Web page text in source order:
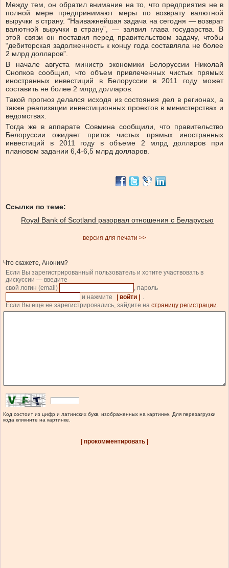
Между тем, он обратил внимание на то, что предприятия не в
полной мере предпринимают меры по возврату валютной
выручки в страну. “Наиважнейшая задача на сегодня — возврат
валютной выручки в страну”, — заявил глава государства. В
этой связи он поставил перед правительством задачу, чтобы
“дебиторская задолженность к концу года составляла не более
2 млрд долларов”.
В начале августа министр экономики Белоруссии Николай
Снопков сообщил, что объем привлеченных чистых прямых
иностранных инвестиций в Белоруссии в 2011 году может
составить не более 2 млрд долларов.
Такой прогноз делался исходя из состояния дел в регионах, а
также реализации инвестиционных проектов в министерствах и
ведомствах.
Тогда же в аппарате Совмина сообщили, что правительство
Белоруссии ожидает приток чистых прямых иностранных
инвестиций в 2011 году в объеме 2 млрд долларов при
плановом задании 6,4-6,5 млрд долларов.
Ссылки по теме:
Royal Bank of Scotland разорвал отношения с Беларусью
версия для печати >>
Что скажете, Аноним?
Если Вы зарегистрированный пользователь и хотите участвовать в
дискуссии — введите
свой логин (email)
, пароль
и нажмите
| войти |
.
Если Вы еще не зарегистрировались, зайдите на страницу регистрации.
Код состоит из цифр и латинских букв, изображенных на картинке. Для перезагрузки
кода кликните на картинке.
| прокомментировать |